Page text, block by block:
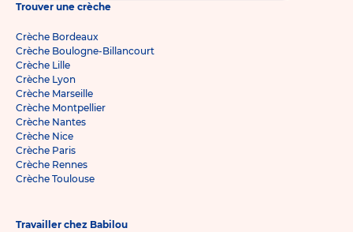
Trouver une crèche
Crèche Bordeaux
Crèche Boulogne-Billancourt
Crèche Lille
Crèche Lyon
Crèche Marseille
Crèche Montpellier
Crèche Nantes
Crèche Nice
Crèche Paris
Crèche Rennes
Crèche Toulouse
Travailler chez Babilou